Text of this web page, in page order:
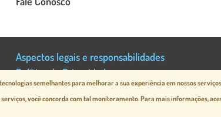
Aspectos legais e responsabilidades
Política de Privacidade
Mapa do Site
Desenvolvido pelaprodemge.gov.br
semelhantes para melhorar a sua experiência em nossos
você concorda com tal monitoramento. Para mais informações,